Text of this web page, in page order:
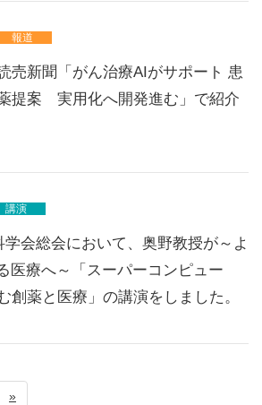
報道
売新聞「がん治療AIがサポート 患
提案 実用化へ開発進む」で紹介
講演
会総会において、奥野教授が～よ
医療へ～「スーパーコンピュー
創薬と医療」の講演をしました。
»